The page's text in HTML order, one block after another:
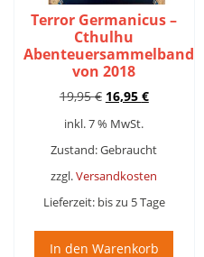
Terror Germanicus –
Cthulhu
Abenteuersammelband
von 2018
19,95€ Ursprünglicher
war:
19,95 €
16,95 €Aktueller
16,95 €.
inkl. 7 % MwSt.
Zustand: Gebraucht
zzgl.Versandkosten
Lieferzeit: bis zu 5 Tage
In den Warenkorb